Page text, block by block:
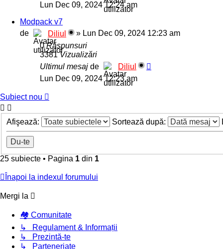
Lun Dec 09, 2024 12:24 am
Modpack v7
de
Diliul » Lun Dec 09, 2024 12:23 am
0Răspunsuri
3381Vizualizări
Ultimul mesaj de
Diliul
Lun Dec 09, 2024 12:23 am
Subiect nou
Afişează: Sortează după:
25 subiecte • Pagina 1 din 1
Înapoi la indexul forumului
Mergi la
🏘️ Comunitate
↳ Regulament & Informații
↳ Prezintă-te
↳ Parteneriate